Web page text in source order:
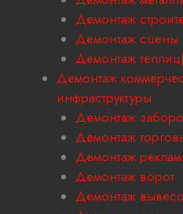
Демонтаж
Демонтаж сцены
Демонтаж
Демонтаж
инфраструктуры
Демонтаж
Демонтаж
Демонтаж
Демонтаж ворот
Демонтаж